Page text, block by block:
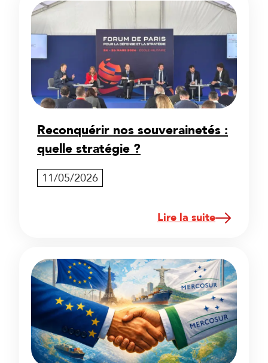
Reconquérir nos souverainetés :
quelle stratégie ?
11/05/2026
Lire la suite